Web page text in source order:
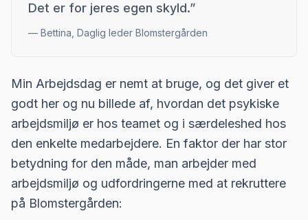
Det er for jeres egen skyld.”
— Bettina, Daglig leder Blomstergården
Min Arbejdsdag er nemt at bruge, og det giver et
godt her og nu billede af, hvordan det psykiske
arbejdsmiljø er hos teamet og i særdeleshed hos
den enkelte medarbejdere. En faktor der har stor
betydning for den måde, man arbejder med
arbejdsmiljø og udfordringerne med at rekruttere
på Blomstergården: